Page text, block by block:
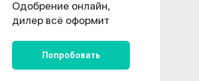
Одобрение онлайн,
дилер всё оформит
Попробовать